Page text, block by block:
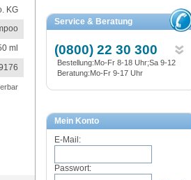
KG
ml
Service & Beratung
(0800) 22 30 300
Bestellung:Mo-Fr 8-18 Uhr;Sa 9-12
Beratung:Mo-Fr 9-17 Uhr
Mein Konto
E-Mail:
Passwort: